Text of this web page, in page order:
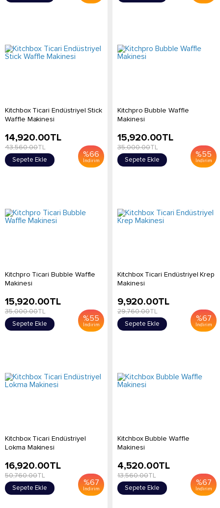
Kitchbox Ticari Endüstriyel Stick
Waffle Makinesi
%66
İndirim
14,920.00TL
43,560.00TL
Sepete Ekle
Kitchpro Bubble Waffle
Makinesi
%55
İndirim
15,920.00TL
35,000.00TL
Sepete Ekle
Kitchpro Ticari Bubble Waffle
Makinesi
%55
İndirim
15,920.00TL
35,000.00TL
Sepete Ekle
Kitchbox Ticari Endüstriyel Krep
Makinesi
%67
İndirim
9,920.00TL
29,760.00TL
Sepete Ekle
Kitchbox Ticari Endüstriyel
Lokma Makinesi
%67
İndirim
16,920.00TL
50,760.00TL
Sepete Ekle
Kitchbox Bubble Waffle
Makinesi
%67
İndirim
4,520.00TL
13,560.00TL
Sepete Ekle